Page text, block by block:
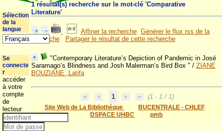
1 résultat(s) recherche sur le mot-clé 'Comparative
Literature'
Affiner la recherche Générer le flux rss de la
recherche
Partager le résultat de cette recherche
"Contemporary Literature’s Depiction of Pandemic in José
Saramago’s Blindness and Josh Malerman’s Bird Box " / ZIANE
BOUZIANE ,Latifa
1 (1 - 1 / 1)
Site Web de La Bibliothéque
BUCENTRALE - CHLEF
DSPACE UHBC
pmb
Sélection
de la
langue
Se
connecte
r
accéder
à votre
compte
de
lecteur